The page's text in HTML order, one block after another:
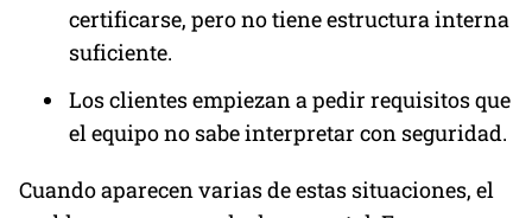
certificarse, pero no tiene estructura interna
suficiente.
Los clientes empiezan a pedir requisitos que
el equipo no sabe interpretar con seguridad.
Cuando aparecen varias de estas situaciones, el